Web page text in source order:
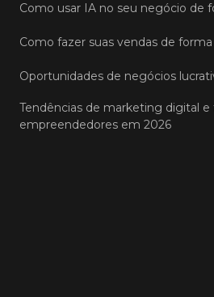
Como usar IA no seu negócio de
Como fazer suas vendas de
Oportunidades de negócios
Tendências de marketing digital e
empreendedores em 2026